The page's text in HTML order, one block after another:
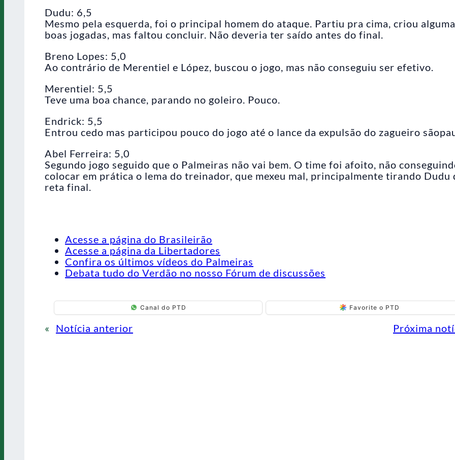
Dudu: 6,5
Mesmo pela esquerda, foi o principal homem do ataque. Partiu pra cima, criou
boas jogadas, mas faltou concluir. Não deveria ter saído antes do final.
Breno Lopes: 5,0
Ao contrário de Merentiel e López, buscou o jogo, mas não conseguiu ser efetivo.
Merentiel: 5,5
Teve uma boa chance, parando no goleiro. Pouco.
Endrick: 5,5
Entrou cedo mas participou pouco do jogo até o lance da expulsão do zagueiro
Abel Ferreira: 5,0
Segundo jogo seguido que o Palmeiras não vai bem. O time foi afoito, não
colocar em prática o lema do treinador, que mexeu mal, principalmente tirando Dudu
reta final.
Acesse a página do Brasileirão
Acesse a página da Libertadores
Confira os últimos vídeos do Palmeiras
Debata tudo do Verdão no nosso Fórum de discussões
Canal do PTD Favorite o PTD
« Notícia anterior Próxima